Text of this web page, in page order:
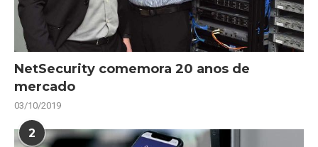
NetSecurity comemora 20 anos de
mercado
03/10/2019
2